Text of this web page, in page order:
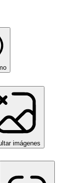
imágenes